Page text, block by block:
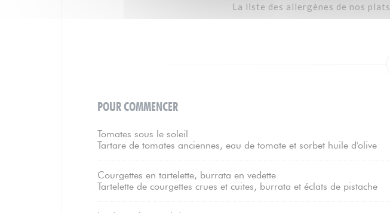
La liste des allergènes de nos
POUR COMMENCER
Tomates sous le soleil
Tartare de tomates anciennes, eau de tomate et sorbet huile d'olive
Courgettes en tartelette, burrata en vedette
Tartelette de courgettes crues et cuites, burrata et éclats de pistache